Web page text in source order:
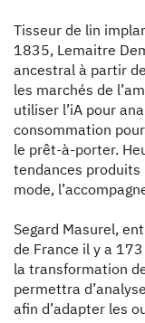
Tisseur de lin
1835, Lemaitre
ancestral à partir
les marchés de
utiliser l’iA pour
consommation
le prêt-à-porter.
tendances produits
mode,
Segard Masurel,
de France il y a
la transformation
permettra
afin d’adapter les